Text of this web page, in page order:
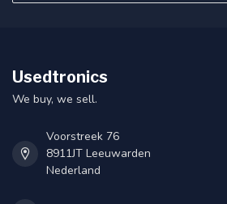
Usedtronics
We buy, we sell.
Voorstreek 76
8911JT Leeuwarden
Nederland